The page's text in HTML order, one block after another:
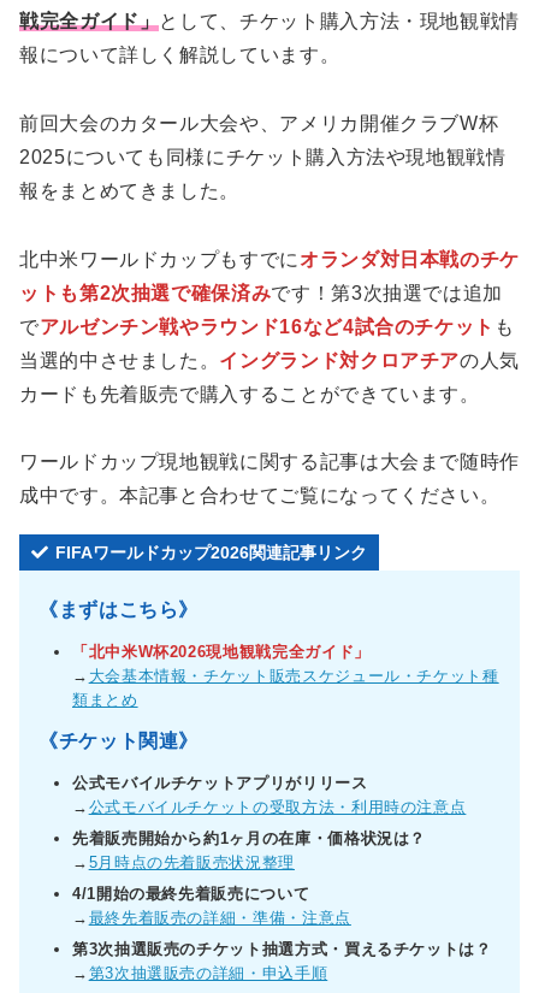
戦完全ガイド」として、チケット購入方法・現地観戦情
報について詳しく解説しています。
前回大会のカタール大会や、アメリカ開催クラブW杯
2025についても同様にチケット購入方法や現地観戦情
報をまとめてきました。
北中米ワールドカップもすでに オランダ対日本戦のチケ
ットも第2次抽選で確保済みです！第3次抽選では追加
でアルゼンチン戦やラウンド16など4試合のチケット も
当選的中させました。 イングランド対クロアチアの人気
カードも先着販売で購入することができています。
ワールドカップ現地観戦に関する記事は大会まで随時作
成中です。本記事と合わせてご覧になってください。
FIFAワールドカップ2026関連記事リンク
《まずはこちら》
「北中米W杯2026現地観戦完全ガイド」
→ 大会基本情報・チケット販売スケジュール・チケット種
類まとめ
《チケット関連》
公式モバイルチケットアプリがリリース
→ 公式モバイルチケットの受取方法・利用時の注意点
先着販売開始から約1ヶ月の在庫・価格状況は？
→ 5月時点の先着販売状況整理
4/1開始の最終先着販売について
→ 最終先着販売の詳細・準備・注意点
第3次抽選販売のチケット抽選方式・買えるチケットは？
→ 第3次抽選販売の詳細・申込手順